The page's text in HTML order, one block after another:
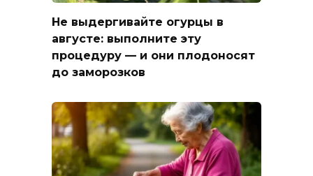
Не выдергивайте огурцы в
августе: выполните эту
процедуру — и они плодоносят
до заморозков